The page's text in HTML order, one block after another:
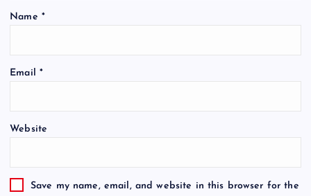
Name *
Email *
Website
Save my name, email, and website in this browser for the